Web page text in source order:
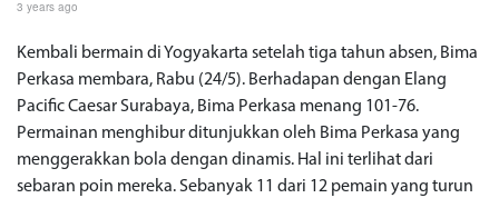
3 years ago
Kembali bermain di Yogyakarta setelah tiga tahun absen, Bima
Perkasa membara, Rabu (24/5). Berhadapan dengan Elang
Pacific Caesar Surabaya, Bima Perkasa menang 101-76.
Permainan menghibur ditunjukkan oleh Bima Perkasa yang
menggerakkan bola dengan dinamis. Hal ini terlihat dari
sebaran poin mereka. Sebanyak 11 dari 12 pemain yang turun